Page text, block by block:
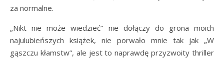
za normalne.
„Nikt nie może wiedzieć” nie dołączy do grona moich
najulubieńszych książek, nie porwało mnie tak jak „W
gąszczu kłamstw”, ale jest to naprawdę przyzwoity thriller